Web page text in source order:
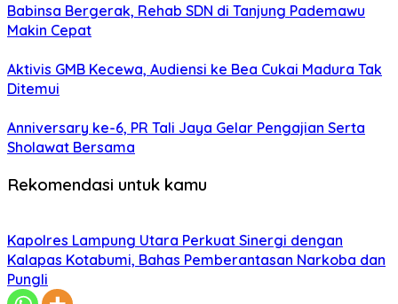
Babinsa Bergerak, Rehab SDN di Tanjung Pademawu
Makin Cepat
Aktivis GMB Kecewa, Audiensi ke Bea Cukai Madura Tak
Ditemui
Anniversary ke-6, PR Tali Jaya Gelar Pengajian Serta
Sholawat Bersama
Rekomendasi untuk kamu
Kapolres Lampung Utara Perkuat Sinergi dengan
Kalapas Kotabumi, Bahas Pemberantasan Narkoba dan
Pungli